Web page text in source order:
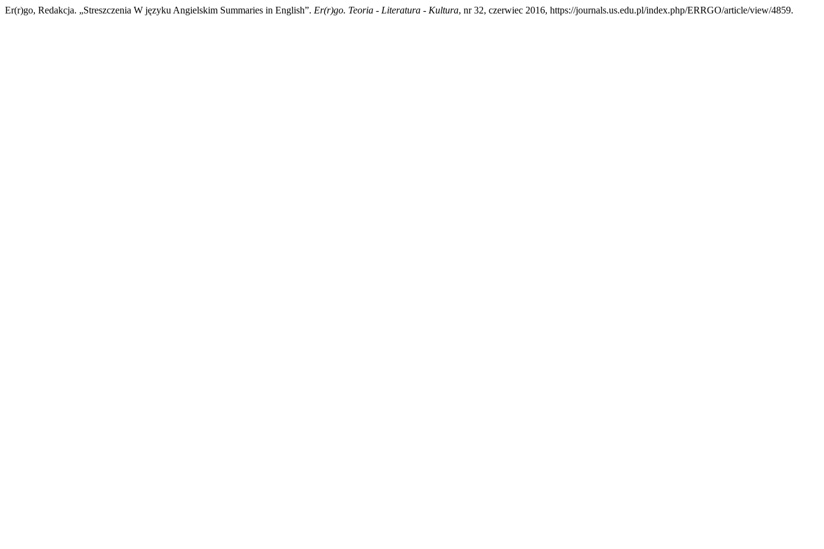
Er(r)go, Redakcja. „Streszczenia W języku Angielskim Summaries in English”. Er(r)go. Teoria - Literatura - Kultura, nr 32, czerwiec 2016, https://journals.us.edu.pl/index.php/ERRGO/article/view/4859.